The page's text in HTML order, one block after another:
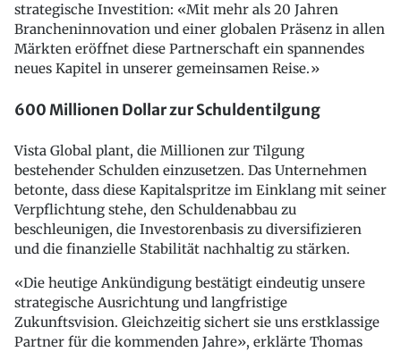
strategische Investition: «Mit mehr als 20 Jahren
Brancheninnovation und einer globalen Präsenz in allen
Märkten eröffnet diese Partnerschaft ein spannendes
neues Kapitel in unserer gemeinsamen Reise.»
600 Millionen Dollar zur Schuldentilgung
Vista Global plant, die Millionen zur Tilgung
bestehender Schulden einzusetzen. Das Unternehmen
betonte, dass diese Kapitalspritze im Einklang mit seiner
Verpflichtung stehe, den Schuldenabbau zu
beschleunigen, die Investorenbasis zu diversifizieren
und die finanzielle Stabilität nachhaltig zu stärken.
«Die heutige Ankündigung bestätigt eindeutig unsere
strategische Ausrichtung und langfristige
Zukunftsvision. Gleichzeitig sichert sie uns erstklassige
Partner für die kommenden Jahre», erklärte Thomas